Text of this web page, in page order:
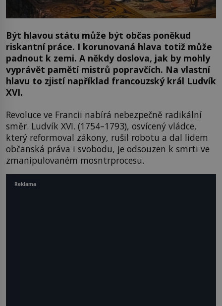
Být hlavou státu může být občas poněkud
riskantní práce. I korunovaná hlava totiž může
padnout k zemi. A někdy doslova, jak by mohly
vyprávět pamětí mistrů popravčích. Na vlastní
hlavu to zjistí například francouzský král Ludvík
XVI.
Revoluce ve Francii nabírá nebezpečně radikální
směr. Ludvík XVI. (1754–1793), osvícený vládce,
který reformoval zákony, rušil robotu a dal lidem
občanská práva i svobodu, je odsouzen k smrti ve
zmanipulovaném mosntrprocesu.
Reklama